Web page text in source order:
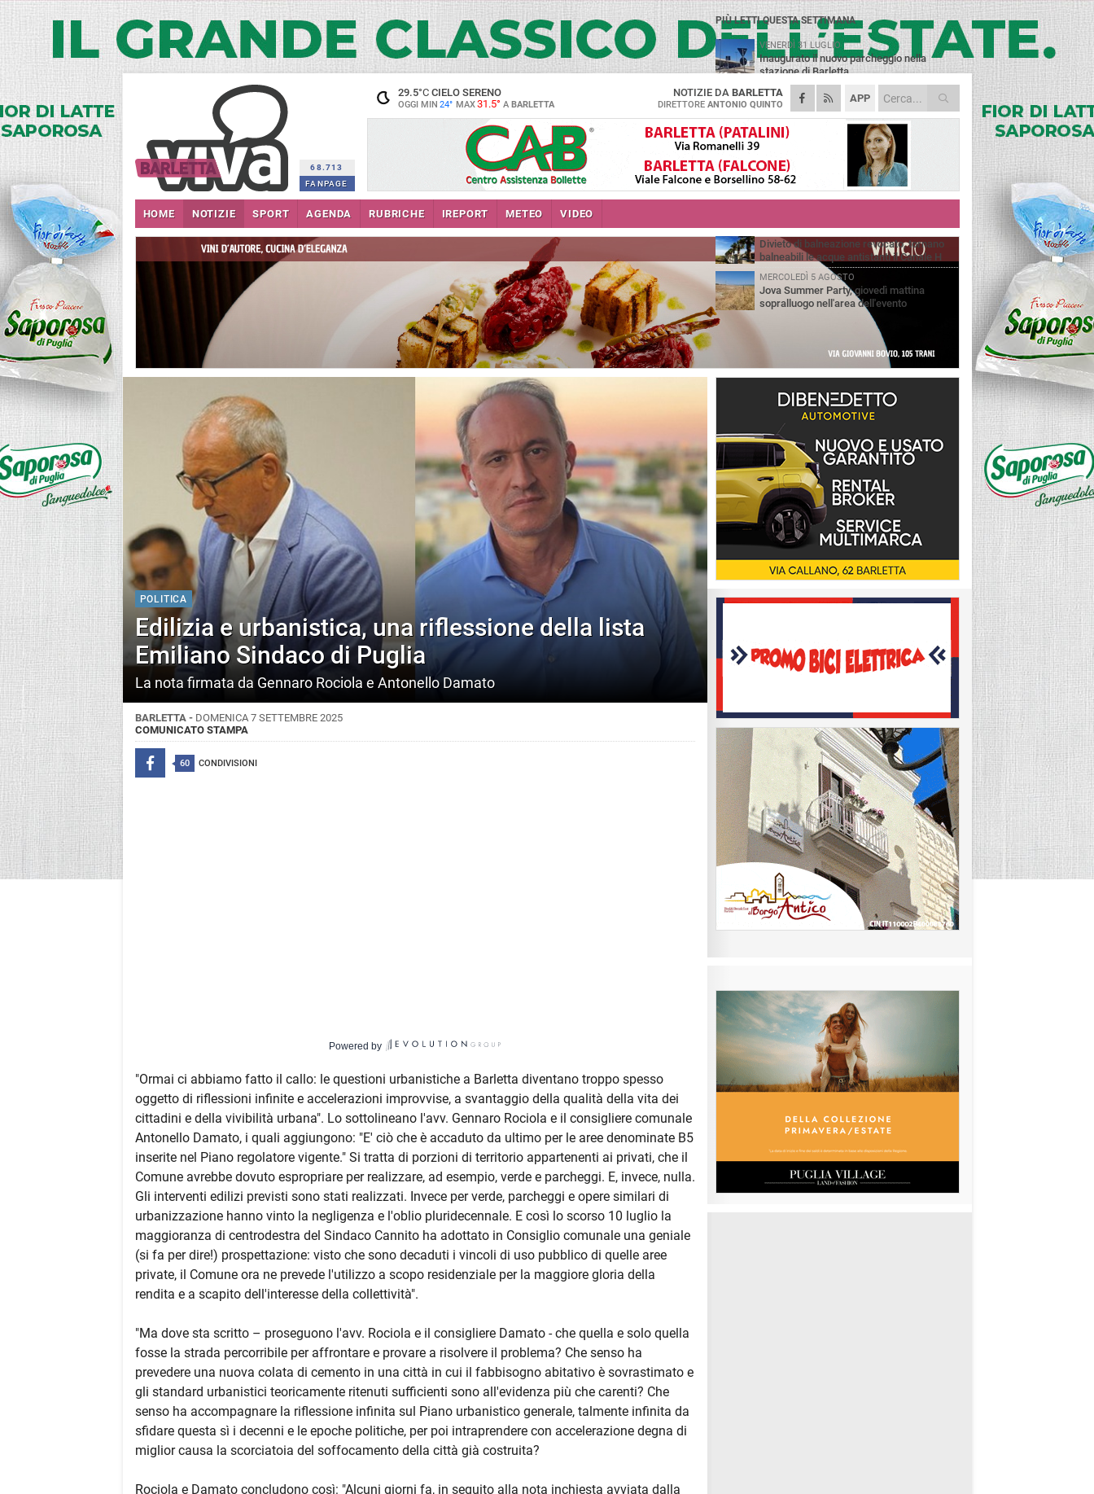
68.713
FANPAGE
29.5°CCIELO SERENO
OGGI MIN 24° MAX31.5° A BARLETTA
APP
NOTIZIE DA BARLETTA
DIRETTORE ANTONIO QUINTO
HOME NOTIZIE SPORT AGENDA RUBRICHE IREPORT METEO VIDEO
POLITICA
Edilizia e urbanistica, una riflessione della lista
Emiliano Sindaco di Puglia
La nota firmata da Gennaro Rociola e Antonello Damato
BARLETTA - DOMENICA 7 SETTEMBRE 2025
COMUNICATO STAMPA
60 CONDIVISIONI
Powered by
"Ormai ci abbiamo fatto il callo: le questioni urbanistiche a Barletta diventano troppo spesso
oggetto di riflessioni infinite e accelerazioni improvvise, a svantaggio della qualità della vita dei
cittadini e della vivibilità urbana". Lo sottolineano l'avv. Gennaro Rociola e il consigliere comunale
Antonello Damato, i quali aggiungono: "E' ciò che è accaduto da ultimo per le aree denominate B5
inserite nel Piano regolatore vigente." Si tratta di porzioni di territorio appartenenti ai privati, che il
Comune avrebbe dovuto espropriare per realizzare, ad esempio, verde e parcheggi. E, invece, nulla.
Gli interventi edilizi previsti sono stati realizzati. Invece per verde, parcheggi e opere similari di
urbanizzazione hanno vinto la negligenza e l'oblio pluridecennale. E così lo scorso 10 luglio la
maggioranza di centrodestra del Sindaco Cannito ha adottato in Consiglio comunale una geniale
(si fa per dire!) prospettazione: visto che sono decaduti i vincoli di uso pubblico di quelle aree
private, il Comune ora ne prevede l'utilizzo a scopo residenziale per la maggiore gloria della
rendita e a scapito dell'interesse della collettività".
"Ma dove sta scritto – proseguono l'avv. Rociola e il consigliere Damato - che quella e solo quella
fosse la strada percorribile per affrontare e provare a risolvere il problema? Che senso ha
prevedere una nuova colata di cemento in una città in cui il fabbisogno abitativo è sovrastimato e
gli standard urbanistici teoricamente ritenuti sufficienti sono all'evidenza più che carenti? Che
senso ha accompagnare la riflessione infinita sul Piano urbanistico generale, talmente infinita da
sfidare questa sì i decenni e le epoche politiche, per poi intraprendere con accelerazione degna di
miglior causa la scorciatoia del soffocamento della città già costruita?
Rociola e Damato concludono così: "Alcuni giorni fa, in seguito alla nota inchiesta avviata dalla
PIÙ LETTI QUESTA SETTIMANA
VENERDÌ 31 LUGLIO
Inaugurato il nuovo parcheggio nella
stazione di Barletta
MERCOLEDÌ 5 AGOSTO
Barletta piange Gioacchino Dagnello:
64enne barlettano investito all'alba a Trani
GIOVEDÌ 30 LUGLIO
Rapina all'Ipercoop di Barletta: nel mirino la
gioielleria, banditi in fuga
DOMENICA 2 AGOSTO
Beni confiscati alla mafia. Nasce il servizio
VENERDÌ 31 LUGLIO
Divieto di balneazione revocato, tornano
balneabili le acque antistanti il Canale H
MERCOLEDÌ 5 AGOSTO
Jova Summer Party, giovedì mattina
sopralluogo nell'area dell'evento